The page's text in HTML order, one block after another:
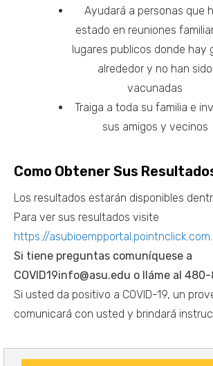
Ayudará a personas que
estado en reuniones
lugares publicos donde hay
alrededor y no han sido
vacunadas
Traiga a toda su familia e
sus amigos y vecinos
Como Obtener Sus
Los resultados estarán disponibles
Para ver sus resultados visite
https://asubioempportal.pointnclick.com.
Si tiene preguntas comuníquese a
COVID19info@asu.edu o lláme al
Si usted da positivo a COVID-19, un
comunicará con usted y brindará